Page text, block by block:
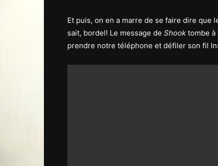
Et puis, on en a marre de se faire dire que
sait, bordel! Le message de Shook tombe à
prendre notre téléphone et défiler son fil